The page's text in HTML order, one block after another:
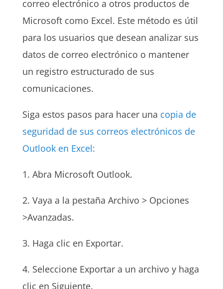
correo electrónico a otros productos de
Microsoft como Excel. Este método es útil
para los usuarios que desean analizar sus
datos de correo electrónico o mantener
un registro estructurado de sus
comunicaciones.
Siga estos pasos para hacer una copia de
seguridad de sus correos electrónicos de
Outlook en Excel:
1. Abra Microsoft Outlook.
2. Vaya a la pestaña Archivo > Opciones
>Avanzadas.
3. Haga clic en Exportar.
4. Seleccione Exportar a un archivo y haga
clic en Siguiente.